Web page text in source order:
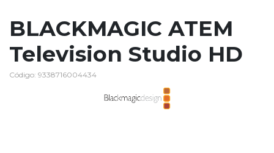
BLACKMAGIC ATEM
Television Studio HD
Código: 9338716004434